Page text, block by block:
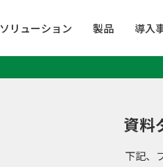
ソリューション 製品 導入
資料
下記、